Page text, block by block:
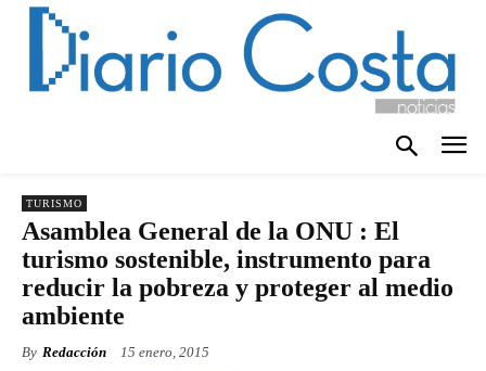
TURISMO
Asamblea General de la ONU : El
turismo sostenible, instrumento para
reducir la pobreza y proteger al medio
ambiente
By Redacción 15 enero, 2015